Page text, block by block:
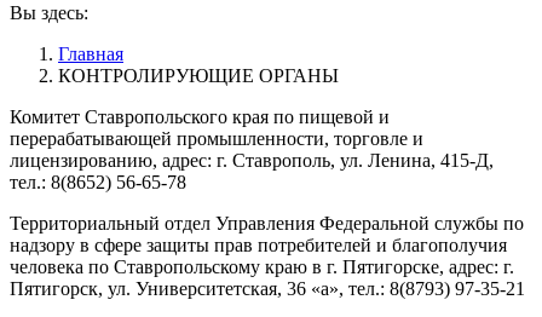
Вы здесь:
Главная
КОНТРОЛИРУЮЩИЕ ОРГАНЫ
Комитет Ставропольского края по пищевой и
перерабатывающей промышленности, торговле и
лицензированию, адрес: г. Ставрополь, ул. Ленина, 415-Д,
тел.: 8(8652) 56-65-78
Территориальный отдел Управления Федеральной службы по
надзору в сфере защиты прав потребителей и благополучия
человека по Ставропольскому краю в г. Пятигорске, адрес: г.
Пятигорск, ул. Университетская, 36 «а», тел.: 8(8793) 97-35-21